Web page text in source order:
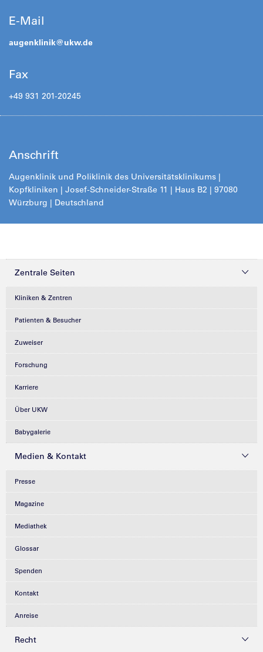
E-Mail
augenklinik@ukw.de
Fax
+49 931 201-20245
Anschrift
Augenklinik und Poliklinik des Universitätsklinikums |
Kopfkliniken | Josef-Schneider-Straße 11 | Haus B2 | 97080
Würzburg | Deutschland
Zentrale Seiten
Kliniken & Zentren
Patienten & Besucher
Zuweiser
Forschung
Karriere
Über UKW
Babygalerie
Medien & Kontakt
Presse
Magazine
Mediathek
Glossar
Spenden
Kontakt
Anreise
Recht